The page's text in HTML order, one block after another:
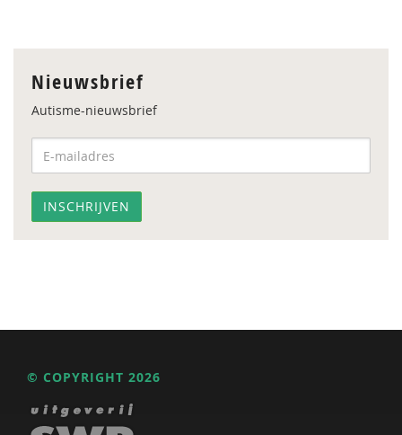
Nieuwsbrief
Autisme-nieuwsbrief
© COPYRIGHT 2026